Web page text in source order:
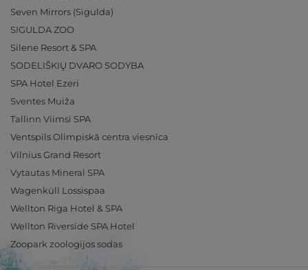
Seven Mirrors (Sigulda)
SIGULDA ZOO
Silene Resort & SPA
SODELIŠKIŲ DVARO SODYBA
SPA Hotel Ezeri
Sventes Muiža
Tallinn Viimsi SPA
Ventspils Olimpiskā centra viesnīca
Vilnius Grand Resort
Vytautas Mineral SPA
Wagenküll Lossispaa
Wellton Riga Hotel & SPA
Wellton Riverside SPA Hotel
Zoopark zoologijos sodas